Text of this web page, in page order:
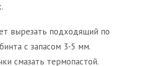
вырезать подходящий по
с запасом 3-5 мм.
смазать термопастой.